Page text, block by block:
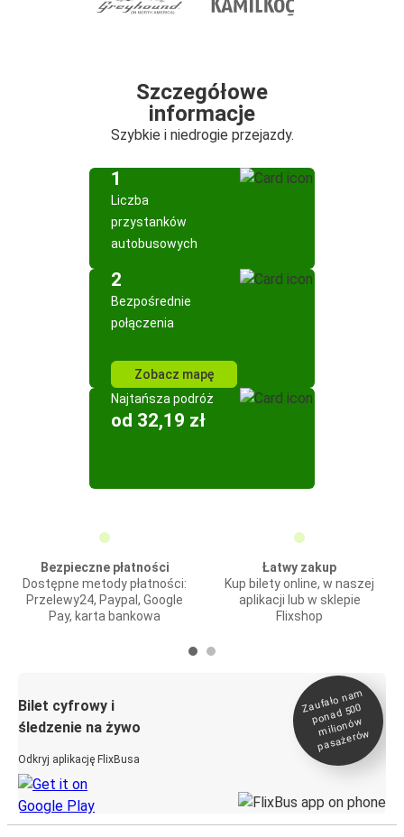
Szczegółowe
informacje
Szybkie i niedrogie przejazdy.
1
Liczba
przystanków
autobusowych
2
Bezpośrednie
połączenia
Zobacz mapę
Najtańsza podróż
od 32,19 zł
Bezpieczne płatności
Dostępne metody płatności:
Przelewy24, Paypal, Google
Pay, karta bankowa
Łatwy zakup
Kup bilety online, w naszej
aplikacji lub w sklepie
Flixshop
Bilet cyfrowy i
śledzenie na żywo
Odkryj aplikację FlixBusa
Zaufało na
m
ponad 500
milionó
w
pasażeró
w